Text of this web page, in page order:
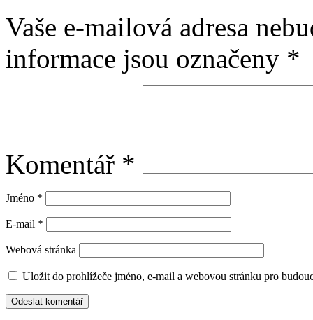
Vaše e-mailová adresa
informace jsou označeny *
Komentář *
Jméno *
E-mail *
Webová stránka
Uložit do prohlížeče jméno, e-mail a webovou stránku pro